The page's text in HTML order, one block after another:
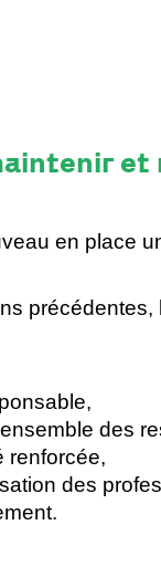
en place
précédentes,
des
renforcée,
des